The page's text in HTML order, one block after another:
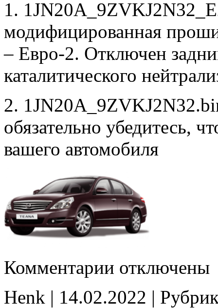
1.
модифицированная
– Евро-2. Отключен
каталитического
2.
обязательно убедитесь,
вашего автомобиля
Комментарии записи
noCHK
отключены
Henk | 14.02.2022 |